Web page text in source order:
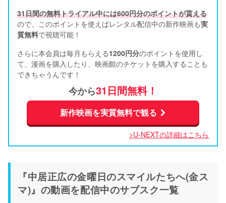
31日間の無料トライアル中には600円分のポイントが貰える
ので、このポイントを使えばレンタル配信中の新作映画も実
質無料で視聴可能！
さらに本会員は毎月もらえる1200円分のポイントを使用し
て、漫画を購入したり、映画館のチケットを購入することも
できちゃうんです！
今から31日間無料！
新作映画を実質無料で観る
>U-NEXTの詳細はこちら
『中居正広の金曜日のスマイルたちへ(金ス
マ)』の動画を配信中のサブスク一覧